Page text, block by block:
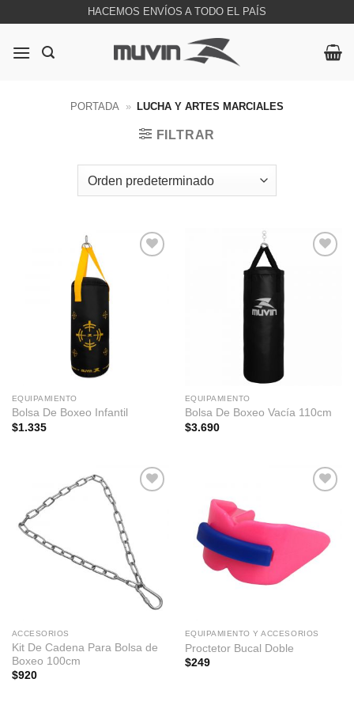
contenido
HACEMOS ENVÍOS A TODO EL PAÍS
PORTADA » LUCHA Y ARTES MARCIALES
FILTRAR
EQUIPAMIENTO
Bolsa De Boxeo Infantil
$1.335
EQUIPAMIENTO
Bolsa De Boxeo Vacía 110cm
$3.690
ACCESORIOS
Kit De Cadena Para Bolsa de
Boxeo 100cm
$920
EQUIPAMIENTO Y ACCESORIOS
Proctetor Bucal Doble
$249